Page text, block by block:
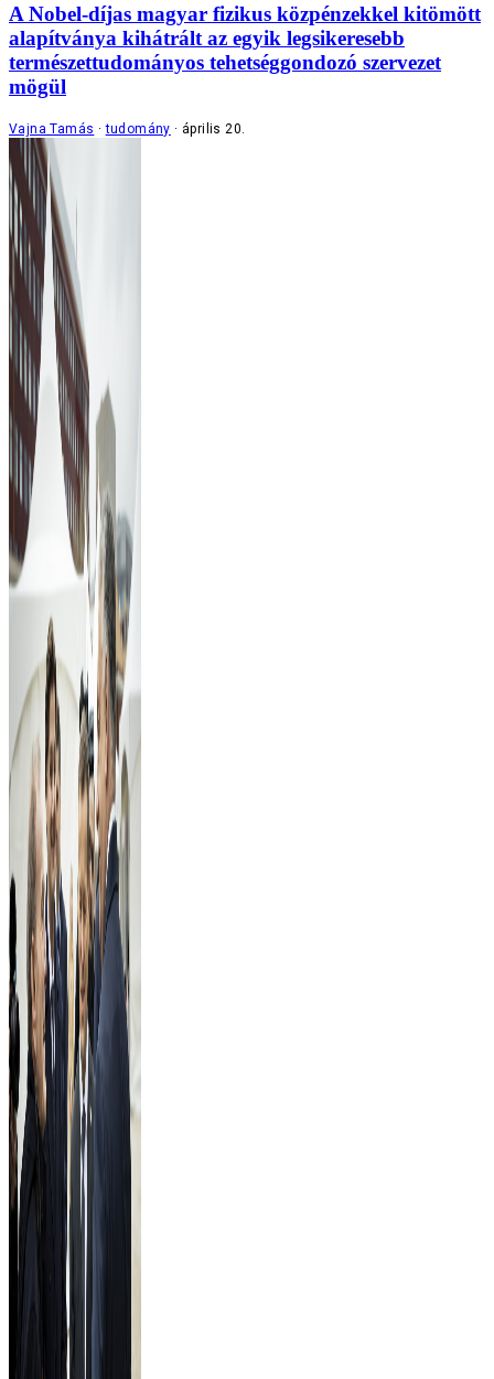
A Nobel-díjas magyar fizikus közpénzekkel kitömött
alapítványa kihátrált az egyik legsikeresebb
természettudományos tehetséggondozó szervezet
mögül
Vajna Tamás tudomány április 20.